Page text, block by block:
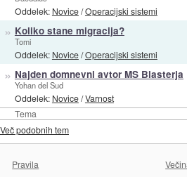
Tema
Oddelek: Novice/Operacijski sistemi
» Koliko stane migracija?
Tomi
Oddelek: Novice/Operacijski sistemi
» Najden domnevni avtor MS Blasterja
Yohan del Sud
Oddelek: Novice/Varnost
Več podobnih tem
Pravila